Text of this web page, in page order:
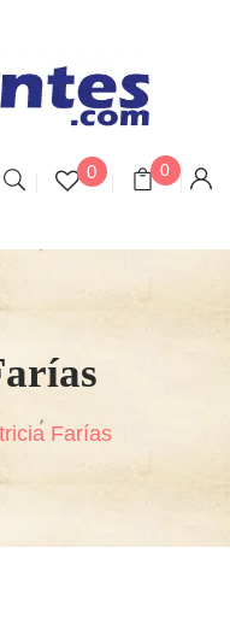
0 0
Farías